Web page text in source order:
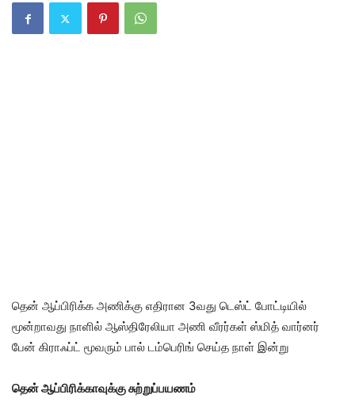
தென் ஆப்பிரிக்க அணிக்கு எதிரான 3வது டெஸ்ட் போட்டியில்
மூன்றாவது நாளில் ஆஸ்திரேலியா அணி வீரர்கள் ஸ்மித் வார்னர்
பேன் கிராஃப்ட் மூவரும் பால் டம்பெரிங் செய்த நாள் இன்று
தென் ஆப்பிரிக்காவுக்கு சுற்றுப்பயணம்